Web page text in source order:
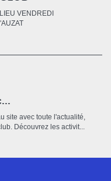
VENDREDI
site avec toute l'actualité,
Découvrez les activit...